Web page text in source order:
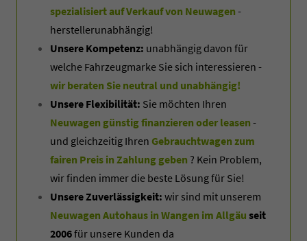
spezialisiert auf Verkauf von Neuwagen -
herstellerunabhängig!
Unsere Kompetenz: unabhängig davon für
welche Fahrzeugmarke Sie sich interessieren -
wir beraten Sie neutral und unabhängig!
Unsere Flexibilität: Sie möchten Ihren
Neuwagen günstig finanzieren oder leasen -
und gleichzeitig Ihren Gebrauchtwagen zum
fairen Preis in Zahlung geben ? Kein Problem,
wir finden immer die beste Lösung für Sie!
Unsere Zuverlässigkeit: wir sind mit unserem
Neuwagen Autohaus in Wangen im Allgäu seit
2006für unsere Kunden da